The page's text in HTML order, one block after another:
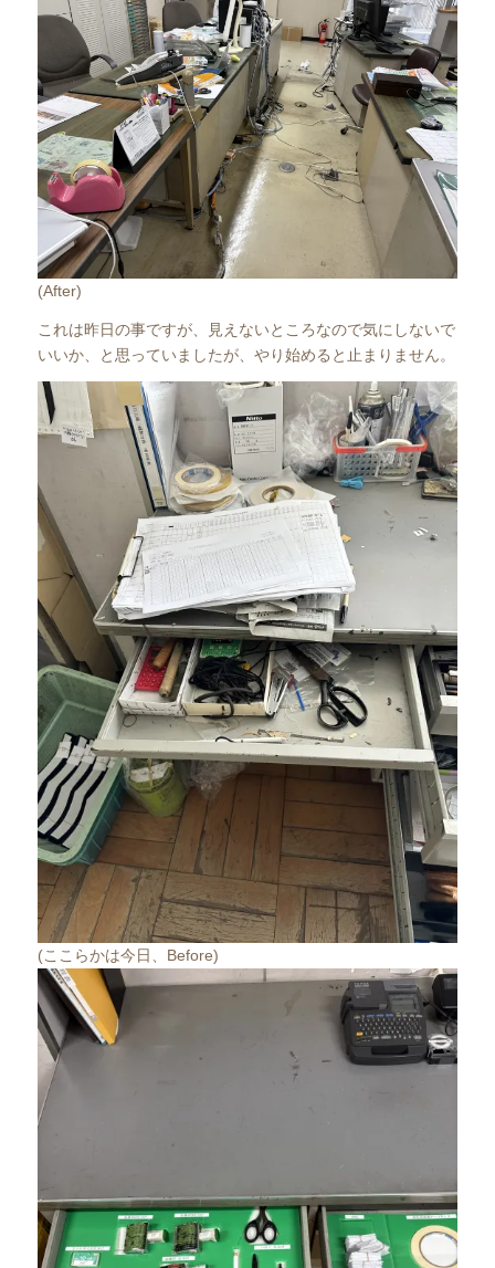
(After)
これは昨日の事ですが、見えないところなので気にしないで
いいか、と思っていましたが、やり始めると止まりません。
(ここらかは今日、Before)